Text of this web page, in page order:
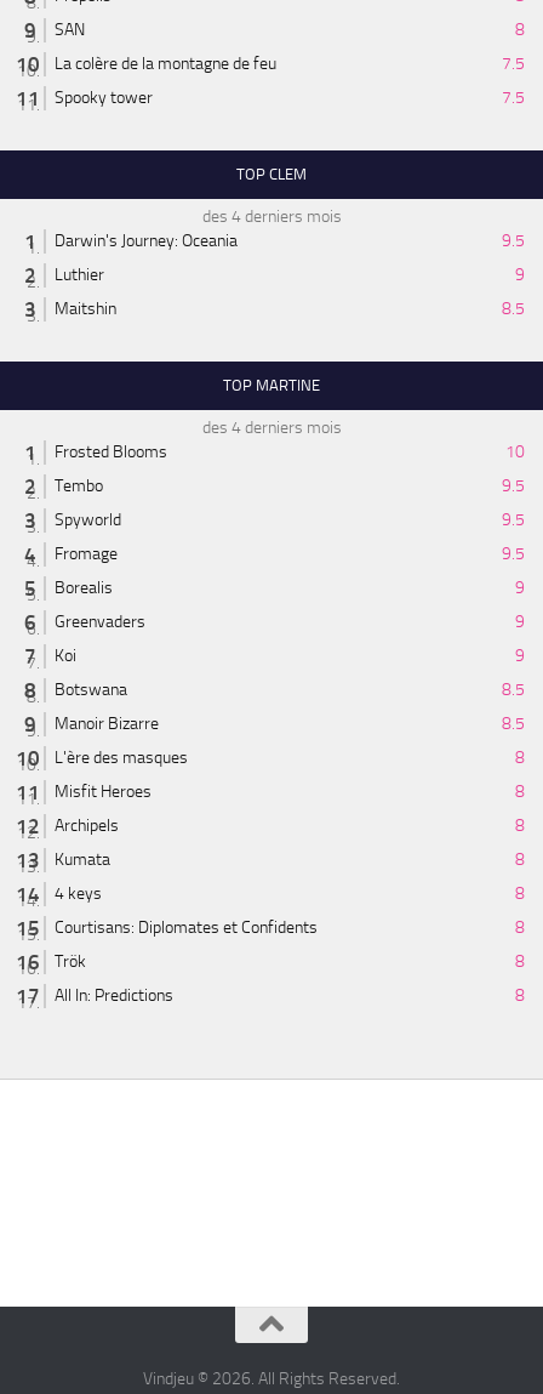
SAN
8
La colère de la montagne de feu
7.5
Spooky tower
7.5
TOP CLEM
des 4 derniers mois
Darwin's Journey: Oceania
9.5
Luthier
9
Maitshin
8.5
TOP MARTINE
des 4 derniers mois
Frosted Blooms
10
Tembo
9.5
Spyworld
9.5
Fromage
9.5
Borealis
9
Greenvaders
9
Koi
9
Botswana
8.5
Manoir Bizarre
8.5
L'ère des masques
8
Misfit Heroes
8
Archipels
8
Kumata
8
4 keys
8
Courtisans: Diplomates et Confidents
8
Trök
8
All In: Predictions
8
Vindjeu © 2026. All Rights Reserved.